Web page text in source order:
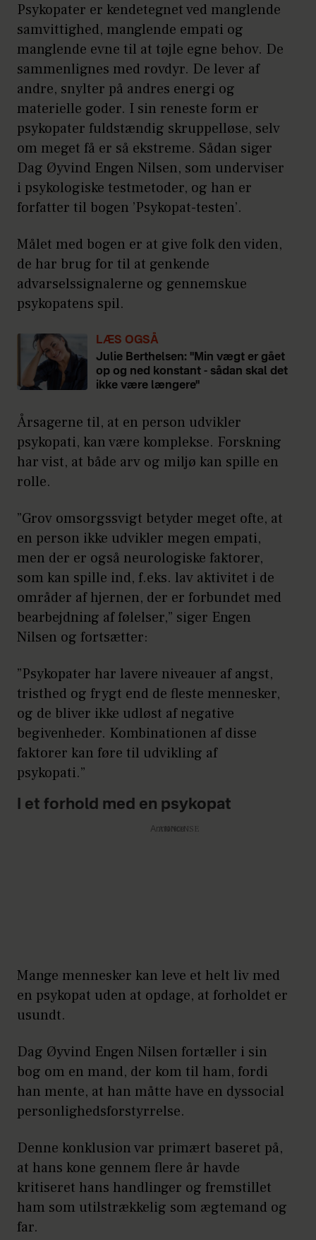
Psykopater er kendetegnet ved manglende
samvittighed, manglende empati og
manglende evne til at tøjle egne behov. De
sammenlignes med rovdyr. De lever af
andre, snylter på andres energi og
materielle goder. I sin reneste form er
psykopater fuldstændig skruppelløse, selv
om meget få er så ekstreme. Sådan siger
Dag Øyvind Engen Nilsen, som underviser
i psykologiske testmetoder, og han er
forfatter til bogen ’Psykopat-testen’.
Målet med bogen er at give folk den viden,
de har brug for til at genkende
advarselssignalerne og gennemskue
psykopatens spil.
LÆS OGSÅ
Julie Berthelsen: "Min vægt er gået
op og ned konstant - sådan skal det
ikke være længere"
Årsagerne til, at en person udvikler
psykopati, kan være komplekse. Forskning
har vist, at både arv og miljø kan spille en
rolle.
”Grov omsorgssvigt betyder meget ofte, at
en person ikke udvikler megen empati,
men der er også neurologiske faktorer,
som kan spille ind, f.eks. lav aktivitet i de
områder af hjernen, der er forbundet med
bearbejdning af følelser,” siger Engen
Nilsen og fortsætter:
”Psykopater har lavere niveauer af angst,
tristhed og frygt end de fleste mennesker,
og de bliver ikke udløst af negative
begivenheder. Kombinationen af disse
faktorer kan føre til udvikling af
psykopati.”
I et forhold med en psykopat
Annonce
Mange mennesker kan leve et helt liv med
en psykopat uden at opdage, at forholdet er
usundt.
Dag Øyvind Engen Nilsen fortæller i sin
bog om en mand, der kom til ham, fordi
han mente, at han måtte have en dyssocial
personlighedsforstyrrelse.
Denne konklusion var primært baseret på,
at hans kone gennem flere år havde
kritiseret hans handlinger og fremstillet
ham som utilstrækkelig som ægtemand og
far.